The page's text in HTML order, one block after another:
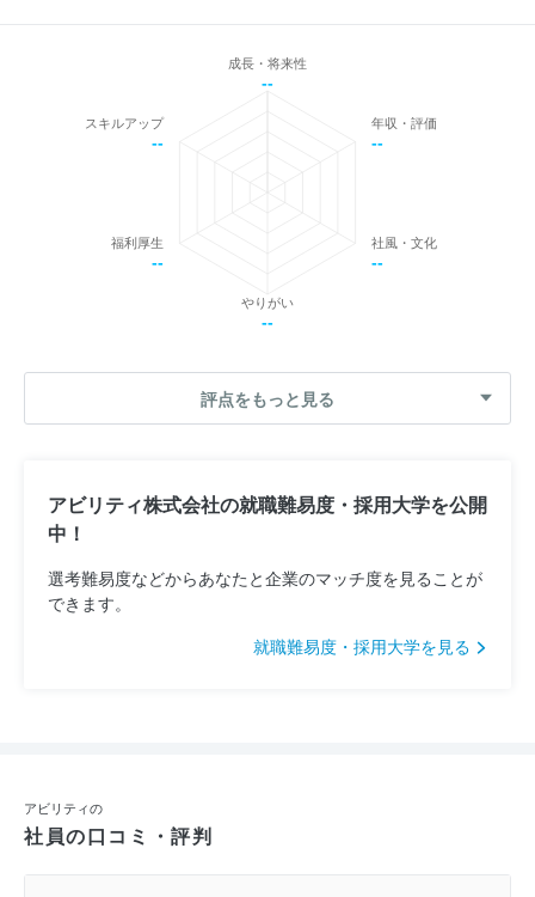
成長・将来性
--
年収・評価
--
社風・文化
--
やりがい
--
福利厚生
--
スキルアップ
--
評点をもっと見る
アビリティ株式会社の就職難易度・採用大学を公開
中！
選考難易度などからあなたと企業のマッチ度を見ることが
できます。
就職難易度・採用大学を見る
アビリティの
社員の口コミ・評判